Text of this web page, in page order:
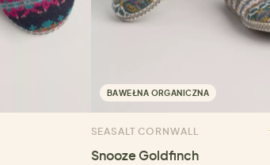
BAWEŁNA ORGANICZNA
SEASALT CORNWALL
Snooze Goldfinch